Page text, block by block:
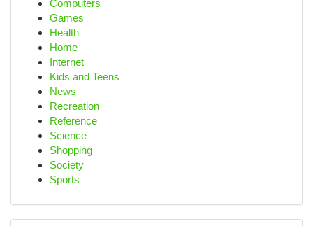
Computers
Games
Health
Home
Internet
Kids and Teens
News
Recreation
Reference
Science
Shopping
Society
Sports